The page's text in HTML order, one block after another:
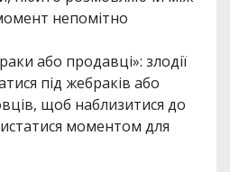
непомітно
або продавці»: злодії
під жебраків або
щоб наблизитися до
моментом для